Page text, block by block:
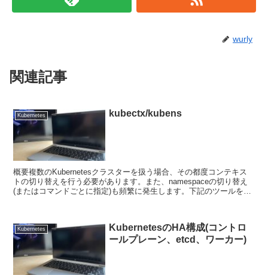
wurly
関連記事
Kubernetes kubectx/kubens
概要複数のKubernetesクラスターを扱う場合、その都度コンテキス
トの切り替えを行う必要があります。また、namespaceの切り替え
(またはコマンドごとに指定)も頻繁に発生します。下記のツールをイ
Kubernetes
KubernetesのHA構成(コントロ
ールプレーン、etcd、ワーカー)